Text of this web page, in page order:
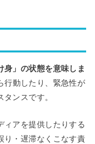
身」の状態を意味しま
行動したり、緊急性が
ンスです。
ィアを提供したりする
り・遅滞なくこなす責